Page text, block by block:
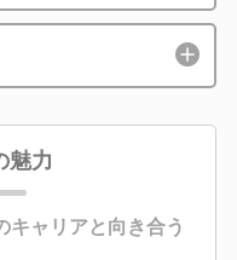
魅力
キャリアと向き合う